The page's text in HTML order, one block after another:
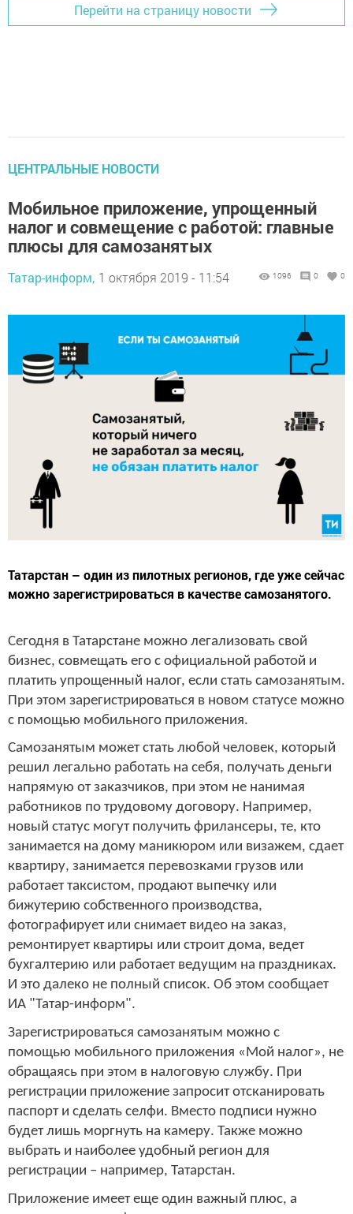
Перейти на страницу новости
ЦЕНТРАЛЬНЫЕ НОВОСТИ
Мобильное приложение, упрощенный
налог и совмещение с работой: главные
плюсы для самозанятых
Татар-информ, 1 октября 2019 - 11:54 1096 0 0
Татарстан – один из пилотных регионов, где уже сейчас
можно зарегистрироваться в качестве самозанятого.
Сегодня в Татарстане можно легализовать свой
бизнес, совмещать его с официальной работой и
платить упрощенный налог, если стать самозанятым.
При этом зарегистрироваться в новом статусе можно
с помощью мобильного приложения.
Самозанятым может стать любой человек, который
решил легально работать на себя, получать деньги
напрямую от заказчиков, при этом не нанимая
работников по трудовому договору. Например,
новый статус могут получить фрилансеры, те, кто
занимается на дому маникюром или визажем, сдает
квартиру, занимается перевозками грузов или
работает таксистом, продают выпечку или
бижутерию собственного производства,
фотографирует или снимает видео на заказ,
ремонтирует квартиры или строит дома, ведет
бухгалтерию или работает ведущим на праздниках.
И это далеко не полный список. Об этом сообщает
ИА "Татар-информ".
Зарегистрироваться самозанятым можно с
помощью мобильного приложения «Мой налог», не
обращаясь при этом в налоговую службу. При
регистрации приложение запросит отсканировать
паспорт и сделать селфи. Вместо подписи нужно
будет лишь моргнуть на камеру. Также можно
выбрать и наиболее удобный регион для
регистрации – например, Татарстан.
Приложение имеет еще один важный плюс, а